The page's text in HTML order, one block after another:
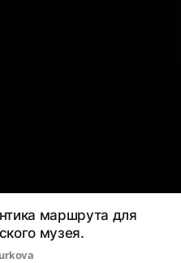
маршрута для
музея.